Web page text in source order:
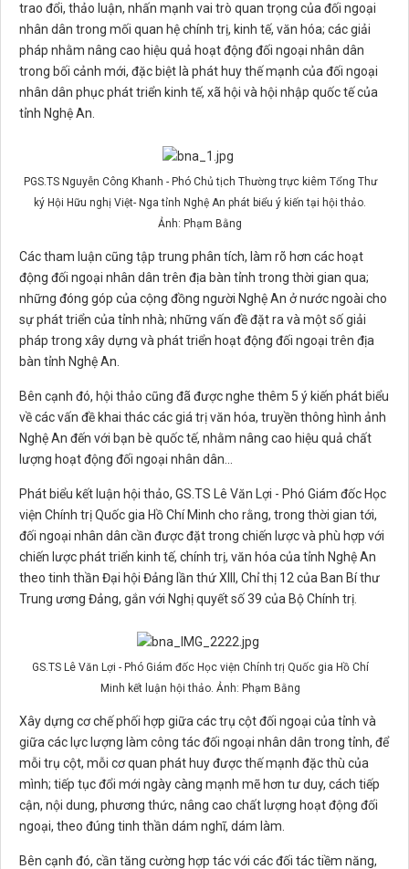
trao đổi, thảo luận, nhấn mạnh vai trò quan trọng của đối ngoại
nhân dân trong mối quan hệ chính trị, kinh tế, văn hóa; các giải
pháp nhằm nâng cao hiệu quả hoạt động đối ngoại nhân dân
trong bối cảnh mới, đặc biệt là phát huy thế mạnh của đối ngoại
nhân dân phục phát triển kinh tế, xã hội và hội nhập quốc tế của
tỉnh Nghệ An.
PGS.TS Nguyễn Công Khanh - Phó Chủ tịch Thường trực kiêm Tổng Thư
ký Hội Hữu nghị Việt- Nga tỉnh Nghệ An phát biểu ý kiến tại hội thảo.
Ảnh: Phạm Bằng
Các tham luận cũng tập trung phân tích, làm rõ hơn các hoạt
động đối ngoại nhân dân trên địa bàn tỉnh trong thời gian qua;
những đóng góp của cộng đồng người Nghệ An ở nước ngoài cho
sự phát triển của tỉnh nhà; những vấn đề đặt ra và một số giải
pháp trong xây dựng và phát triển hoạt động đối ngoại trên địa
bàn tỉnh Nghệ An.
Bên cạnh đó, hội thảo cũng đã được nghe thêm 5 ý kiến phát biểu
về các vấn đề khai thác các giá trị văn hóa, truyền thông hình ảnh
Nghệ An đến với bạn bè quốc tế, nhằm nâng cao hiệu quả chất
lượng hoạt động đối ngoại nhân dân...
Phát biểu kết luận hội thảo, GS.TS Lê Văn Lợi - Phó Giám đốc Học
viện Chính trị Quốc gia Hồ Chí Minh cho rằng, trong thời gian tới,
đối ngoại nhân dân cần được đặt trong chiến lược và phù hợp với
chiến lược phát triển kinh tế, chính trị, văn hóa của tỉnh Nghệ An
theo tinh thần Đại hội Đảng lần thứ XIII, Chỉ thị 12 của Ban Bí thư
Trung ương Đảng, gắn với Nghị quyết số 39 của Bộ Chính trị.
GS.TS Lê Văn Lợi - Phó Giám đốc Học viện Chính trị Quốc gia Hồ Chí
Minh kết luận hội thảo. Ảnh: Phạm Bằng
Xây dựng cơ chế phối hợp giữa các trụ cột đối ngoại của tỉnh và
giữa các lực lượng làm công tác đối ngoại nhân dân trong tỉnh, để
mỗi trụ cột, mỗi cơ quan phát huy được thế mạnh đặc thù của
mình; tiếp tục đổi mới ngày càng mạnh mẽ hơn tư duy, cách tiếp
cận, nội dung, phương thức, nâng cao chất lượng hoạt động đối
ngoại, theo đúng tinh thần dám nghĩ, dám làm.
Bên cạnh đó, cần tăng cường hợp tác với các đối tác tiềm năng,